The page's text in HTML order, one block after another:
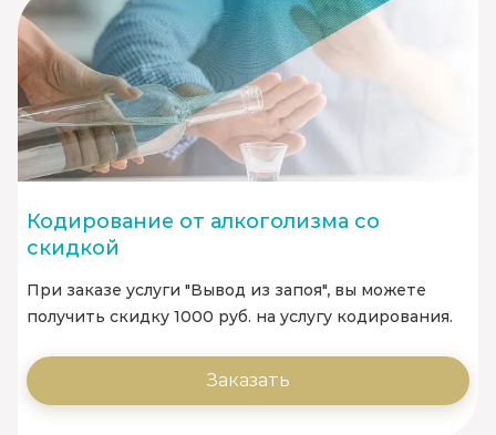
Кодирование от алкоголизма со
скидкой
При заказе услуги "Вывод из запоя", вы можете
получить скидку 1000 руб. на услугу кодирования.
Заказать